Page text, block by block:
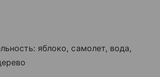
яблоко, самолет, вода,